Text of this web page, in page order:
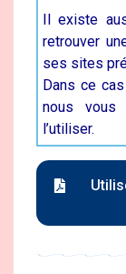
Il existe
retrouver
ses sites
Dans ce
nous vous
l’utiliser.